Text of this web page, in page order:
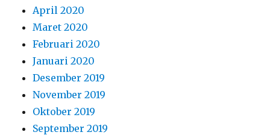
April 2020
Maret 2020
Februari 2020
Januari 2020
Desember 2019
November 2019
Oktober 2019
September 2019